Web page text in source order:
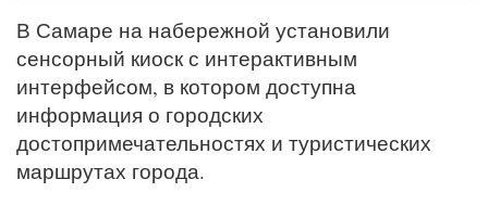
В Самаре на набережной установили
сенсорный киоск с интерактивным
интерфейсом, в котором доступна
информация о городских
достопримечательностях и туристических
маршрутах города.